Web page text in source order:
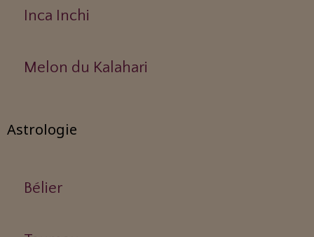
Inca Inchi
Melon du Kalahari
Astrologie
Bélier